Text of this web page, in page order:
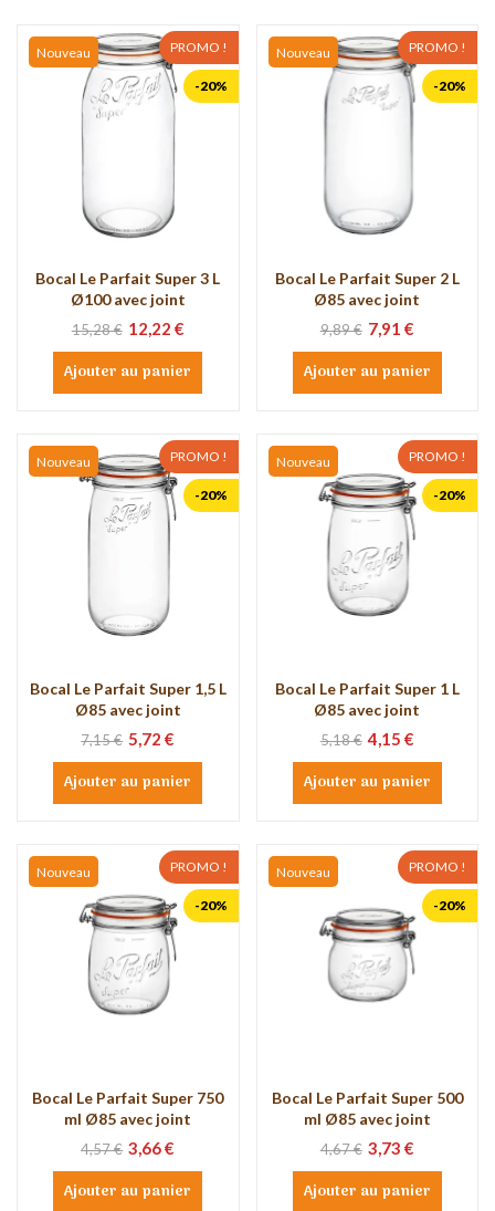
PROMO !
-20%
Nouveau
Bocal Le Parfait Super 3 L
Ø100 avec joint
15,28 € 12,22 €
Ajouter au panier
PROMO !
-20%
Nouveau
Bocal Le Parfait Super 2 L
Ø85 avec joint
9,89 € 7,91 €
Ajouter au panier
PROMO !
-20%
Nouveau
Bocal Le Parfait Super 1,5 L
Ø85 avec joint
7,15 € 5,72 €
Ajouter au panier
PROMO !
-20%
Nouveau
Bocal Le Parfait Super 1 L
Ø85 avec joint
5,18 € 4,15 €
Ajouter au panier
PROMO !
-20%
Nouveau
Bocal Le Parfait Super 750
ml Ø85 avec joint
4,57 € 3,66 €
Ajouter au panier
PROMO !
-20%
Nouveau
Bocal Le Parfait Super 500
ml Ø85 avec joint
4,67 € 3,73 €
Ajouter au panier